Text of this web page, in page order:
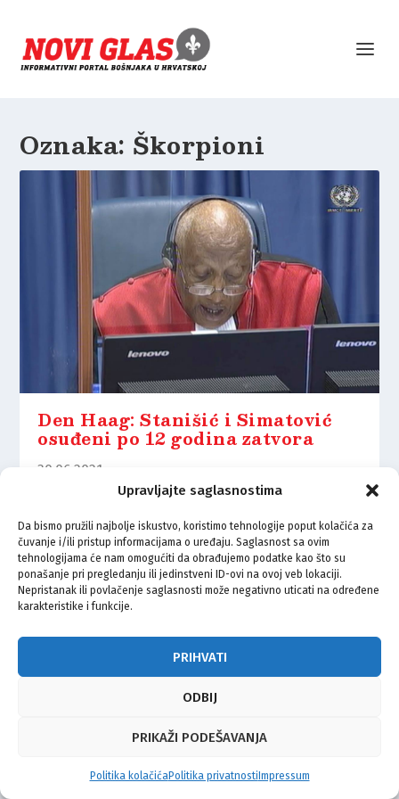
Upravljajte saglasnostima
Da bismo pružili najbolje iskustvo, koristimo tehnologije poput kolačića za
čuvanje i/ili pristup informacijama o uređaju. Saglasnost sa ovim
tehnologijama će nam omogućiti da obrađujemo podatke kao što su
ponašanje pri pregledanju ili jedinstveni ID-ovi na ovoj veb lokaciji.
Nepristanak ili povlačenje saglasnosti može negativno uticati na određene
karakteristike i funkcije.
PRIHVATI
ODBIJ
PRIKAŽI PODEŠAVANJA
Politika kolačićaPolitika privatnosti Impressum
Oznaka: Škorpioni
Den Haag: Stanišić i Simatović
osuđeni po 12 godina zatvora
30.06.2021.
© Vijeće bošnjačke nacionalne manjine Grada Zagreba 2026
Impressum
Kontakt